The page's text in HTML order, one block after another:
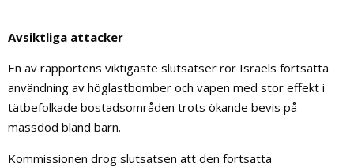
Avsiktliga attacker
En av rapportens viktigaste slutsatser rör Israels fortsatta
användning av höglastbomber och vapen med stor effekt i
tätbefolkade bostadsområden trots ökande bevis på
massdöd bland barn.
Kommissionen drog slutsatsen att den fortsatta